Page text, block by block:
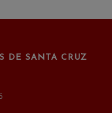
DE SANTA CRUZ